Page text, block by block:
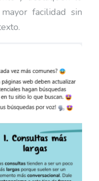
facilidad sin